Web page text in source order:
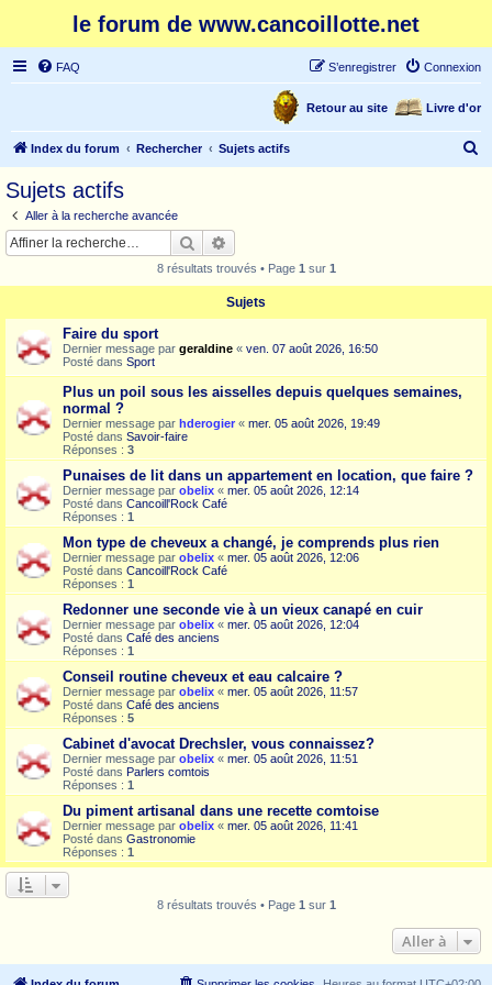
le forum de www.cancoillotte.net
FAQ Connexion
S’enregistrer
Livre d'or
Retour au site
Index du forum Rechercher Sujets actifs
Sujets actifs
Aller à la recherche avancée
Rechercher
8 résultats trouvés • Page 1 sur 1
Sujets
Faire du sport
Dernier message par geraldine « ven. 07 août 2026, 16:50
Posté dans Sport
Plus un poil sous les aisselles depuis quelques semaines,
normal ?
Dernier message par hderogier « mer. 05 août 2026, 19:49
Posté dans Savoir-faire
Réponses : 3
Punaises de lit dans un appartement en location, que faire ?
Dernier message par obelix « mer. 05 août 2026, 12:14
Posté dans Cancoill'Rock Café
Réponses : 1
Mon type de cheveux a changé, je comprends plus rien
Dernier message par obelix « mer. 05 août 2026, 12:06
Posté dans Cancoill'Rock Café
Réponses : 1
Redonner une seconde vie à un vieux canapé en cuir
Dernier message par obelix « mer. 05 août 2026, 12:04
Posté dans Café des anciens
Réponses : 1
Conseil routine cheveux et eau calcaire ?
Dernier message par obelix « mer. 05 août 2026, 11:57
Posté dans Café des anciens
Réponses : 5
Cabinet d'avocat Drechsler, vous connaissez?
Dernier message par obelix « mer. 05 août 2026, 11:51
Posté dans Parlers comtois
Réponses : 1
Du piment artisanal dans une recette comtoise
Dernier message par obelix « mer. 05 août 2026, 11:41
Posté dans Gastronomie
Réponses : 1
8 résultats trouvés • Page 1 sur 1
Aller à